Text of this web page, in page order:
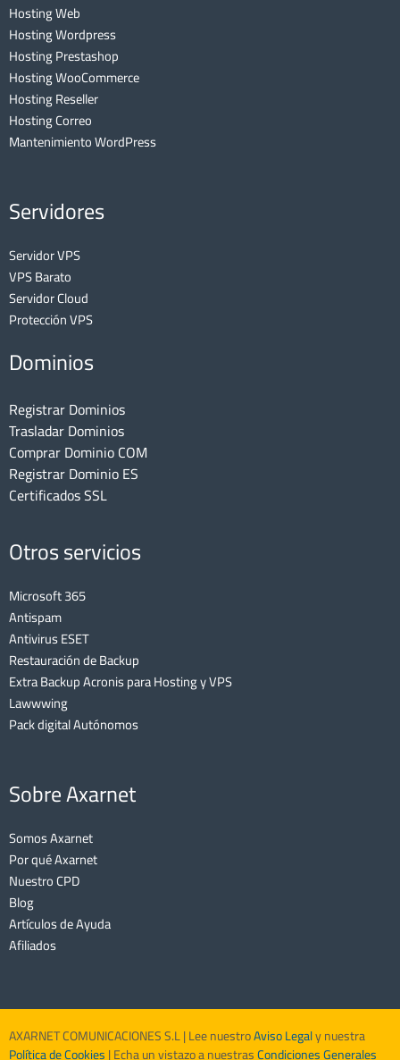
Hosting Web
Hosting Wordpress
Hosting Prestashop
Hosting WooCommerce
Hosting Reseller
Hosting Correo
Mantenimiento WordPress
Servidores
Servidor VPS
VPS Barato
Servidor Cloud
Protección VPS
Dominios
Registrar Dominios
Trasladar Dominios
Comprar Dominio COM
Registrar Dominio ES
Certificados SSL
Otros servicios
Microsoft 365
Antispam
Antivirus ESET
Restauración de Backup
Extra Backup Acronis para Hosting y VPS
Lawwwing
Pack digital Autónomos
Sobre Axarnet
Somos Axarnet
Por qué Axarnet
Nuestro CPD
Blog
Artículos de Ayuda
Afiliados
AXARNET COMUNICACIONES S.L | Lee nuestroAviso Legaly nuestra
Política de Cookies| Echa un vistazo a nuestrasCondiciones Generales